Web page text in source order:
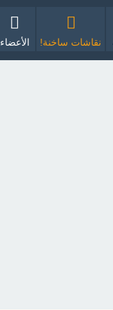
نقاشات ساخنة! الأعضاء